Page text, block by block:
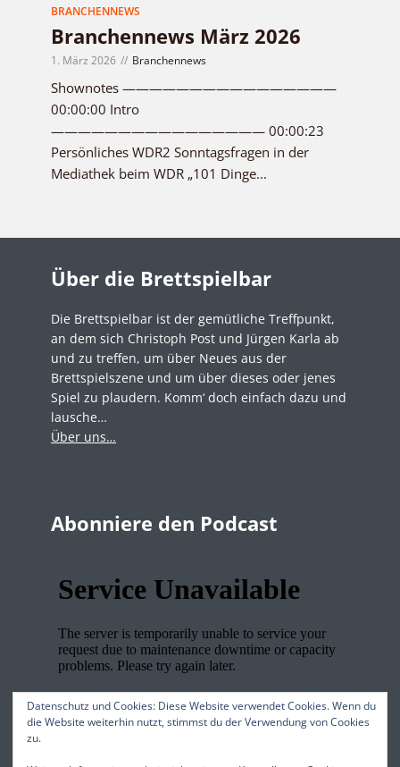
BRANCHENNEWS
Branchennews März 2026
1. März 2026 Branchennews
Shownotes ————————————————
00:00:00 Intro
———————————————— 00:00:23
Persönliches WDR2 Sonntagsfragen in der
Mediathek beim WDR „101 Dinge...
Über die Brettspielbar
Die Brettspielbar ist der gemütliche Treffpunkt,
an dem sich Christoph Post und Jürgen Karla ab
und zu treffen, um über Neues aus der
Brettspielszene und um über dieses oder jenes
Spiel zu plaudern. Komm‘ doch einfach dazu und
lausche…
Über uns…
Abonniere den Podcast
Datenschutz und Cookies: Diese Website verwendet Cookies. Wenn du
die Website weiterhin nutzt, stimmst du der Verwendung von Cookies
zu.